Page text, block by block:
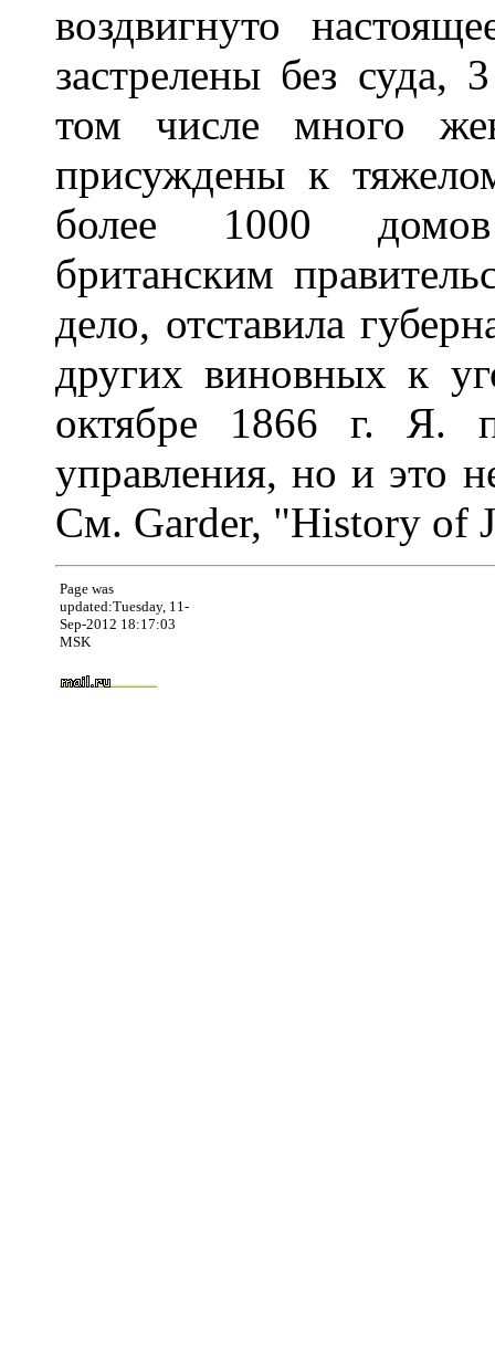
воздвигнуто
застрелены без
том числе много
присуждены к
более 1000
британским
дело, отставила
других виновных к
октябре 1866 г. Я.
управления, но и это
См. Garder, "History of
Page was
updated:Tuesday, 11-
Sep-2012 18:17:03
MSK